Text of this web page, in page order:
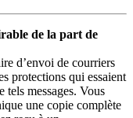
de la part de
d’envoi de courriers
protections qui essaient
tels messages. Vous
une copie complète